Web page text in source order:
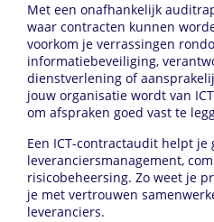
Met een onafhankelijk
waar contracten kunnen
voorkom je verrassingen
informatiebeveiliging,
dienstverlening of
jouw organisatie wordt van
om afspraken goed vast te
Een ICT-contractaudit helpt
leveranciersmanagement,
risicobeheersing. Zo weet je
je met vertrouwen
leveranciers.